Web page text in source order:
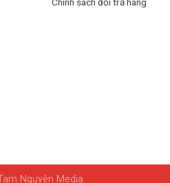
Nguyên Media